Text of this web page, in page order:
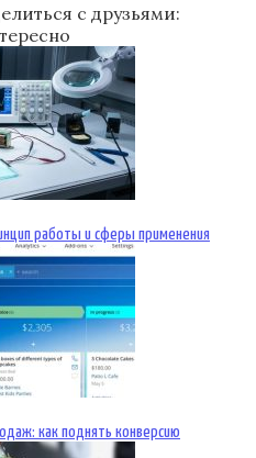
с друзьями:
работы и сферы применения
как поднять конверсию